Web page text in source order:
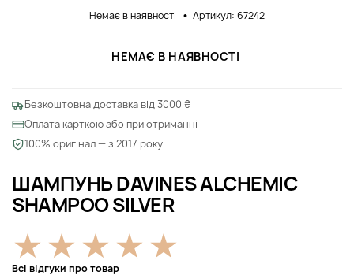
ШАМПУНЬ DAVINES ALCHEMIC
SHAMPOO SILVER
Всі відгуки про товар
Немає в наявності Артикул: 67242
НЕМАЄ В НАЯВНОСТІ
Безкоштовна доставка від 3000 ₴
Оплата карткою або при отриманні
100% оригінал — з 2017 року